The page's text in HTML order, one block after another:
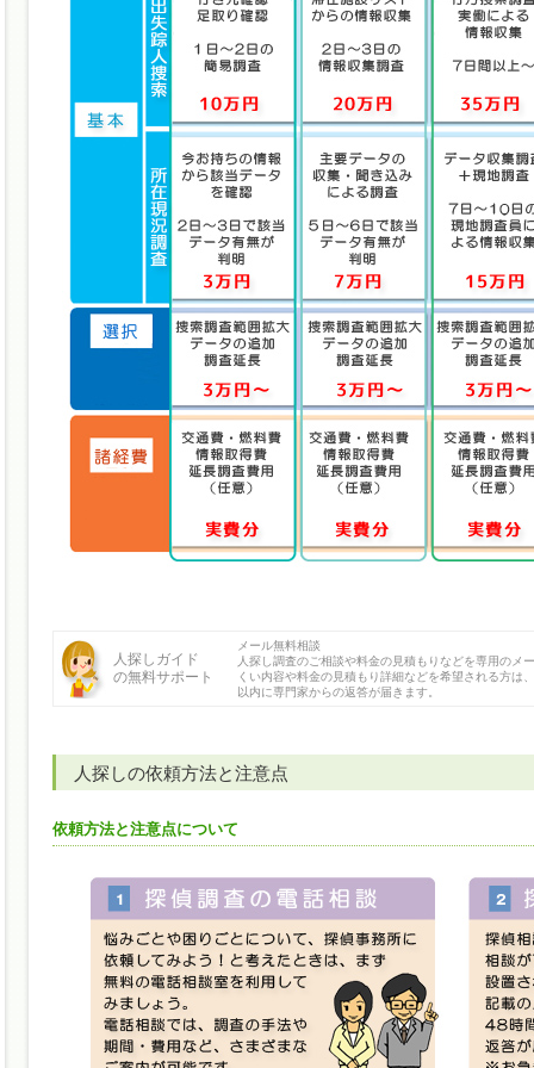
人探しガイド
の無料サポート
メール無料相談
人探し調査のご相談や料金の見積もりなどを専用のメ
くい内容や料金の見積もり詳細などを希望される方は
以内に専門家からの返答が届きます。
人探しの依頼方法と注意点
依頼方法と注意点について